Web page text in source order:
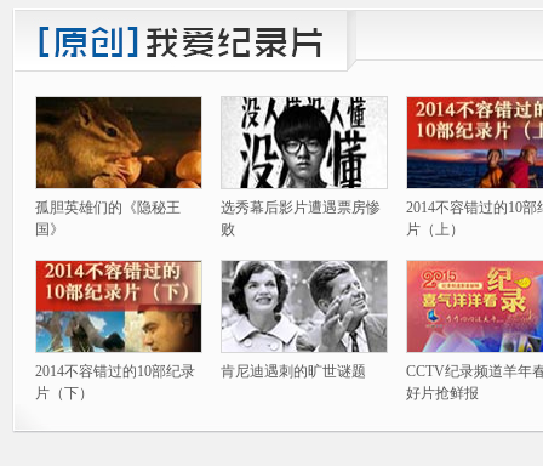
孤胆英雄们的《隐秘王
国》
选秀幕后影片遭遇票房惨
败
2014不容错过的10部
片（上）
2014不容错过的10部纪录
片（下）
肯尼迪遇刺的旷世谜题
CCTV纪录频道羊年
好片抢鲜报